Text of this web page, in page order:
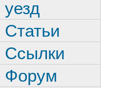
уезд
Статьи
Ссылки
Форум